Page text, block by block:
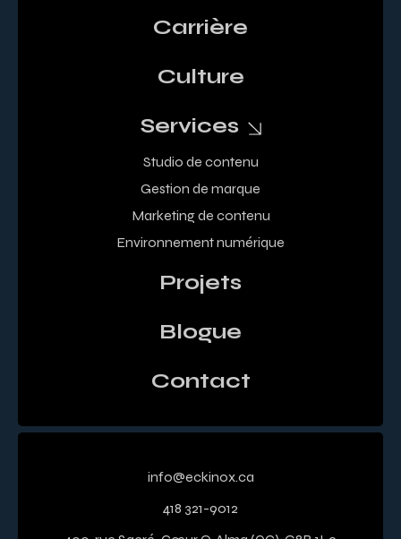
Carrière
Culture
Services
Studio de contenu
Gestion de marque
Marketing de contenu
Environnement numérique
Projets
Blogue
Contact
info@eckinox.ca
418 321-9012